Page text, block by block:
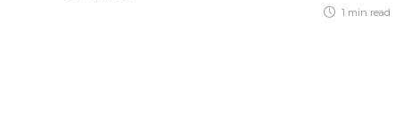
1 min read